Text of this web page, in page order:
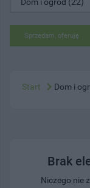
Sprzedam, oferuję
Start Dom i
Brak
Niczego nie